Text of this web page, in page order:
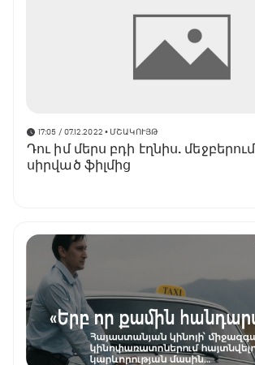
17:05 / 07.12.2022 • ՄՇԱԿՈՒՅԹ
Դու իմ մերս բդի էղնիս.
սիրված ֆիլմից